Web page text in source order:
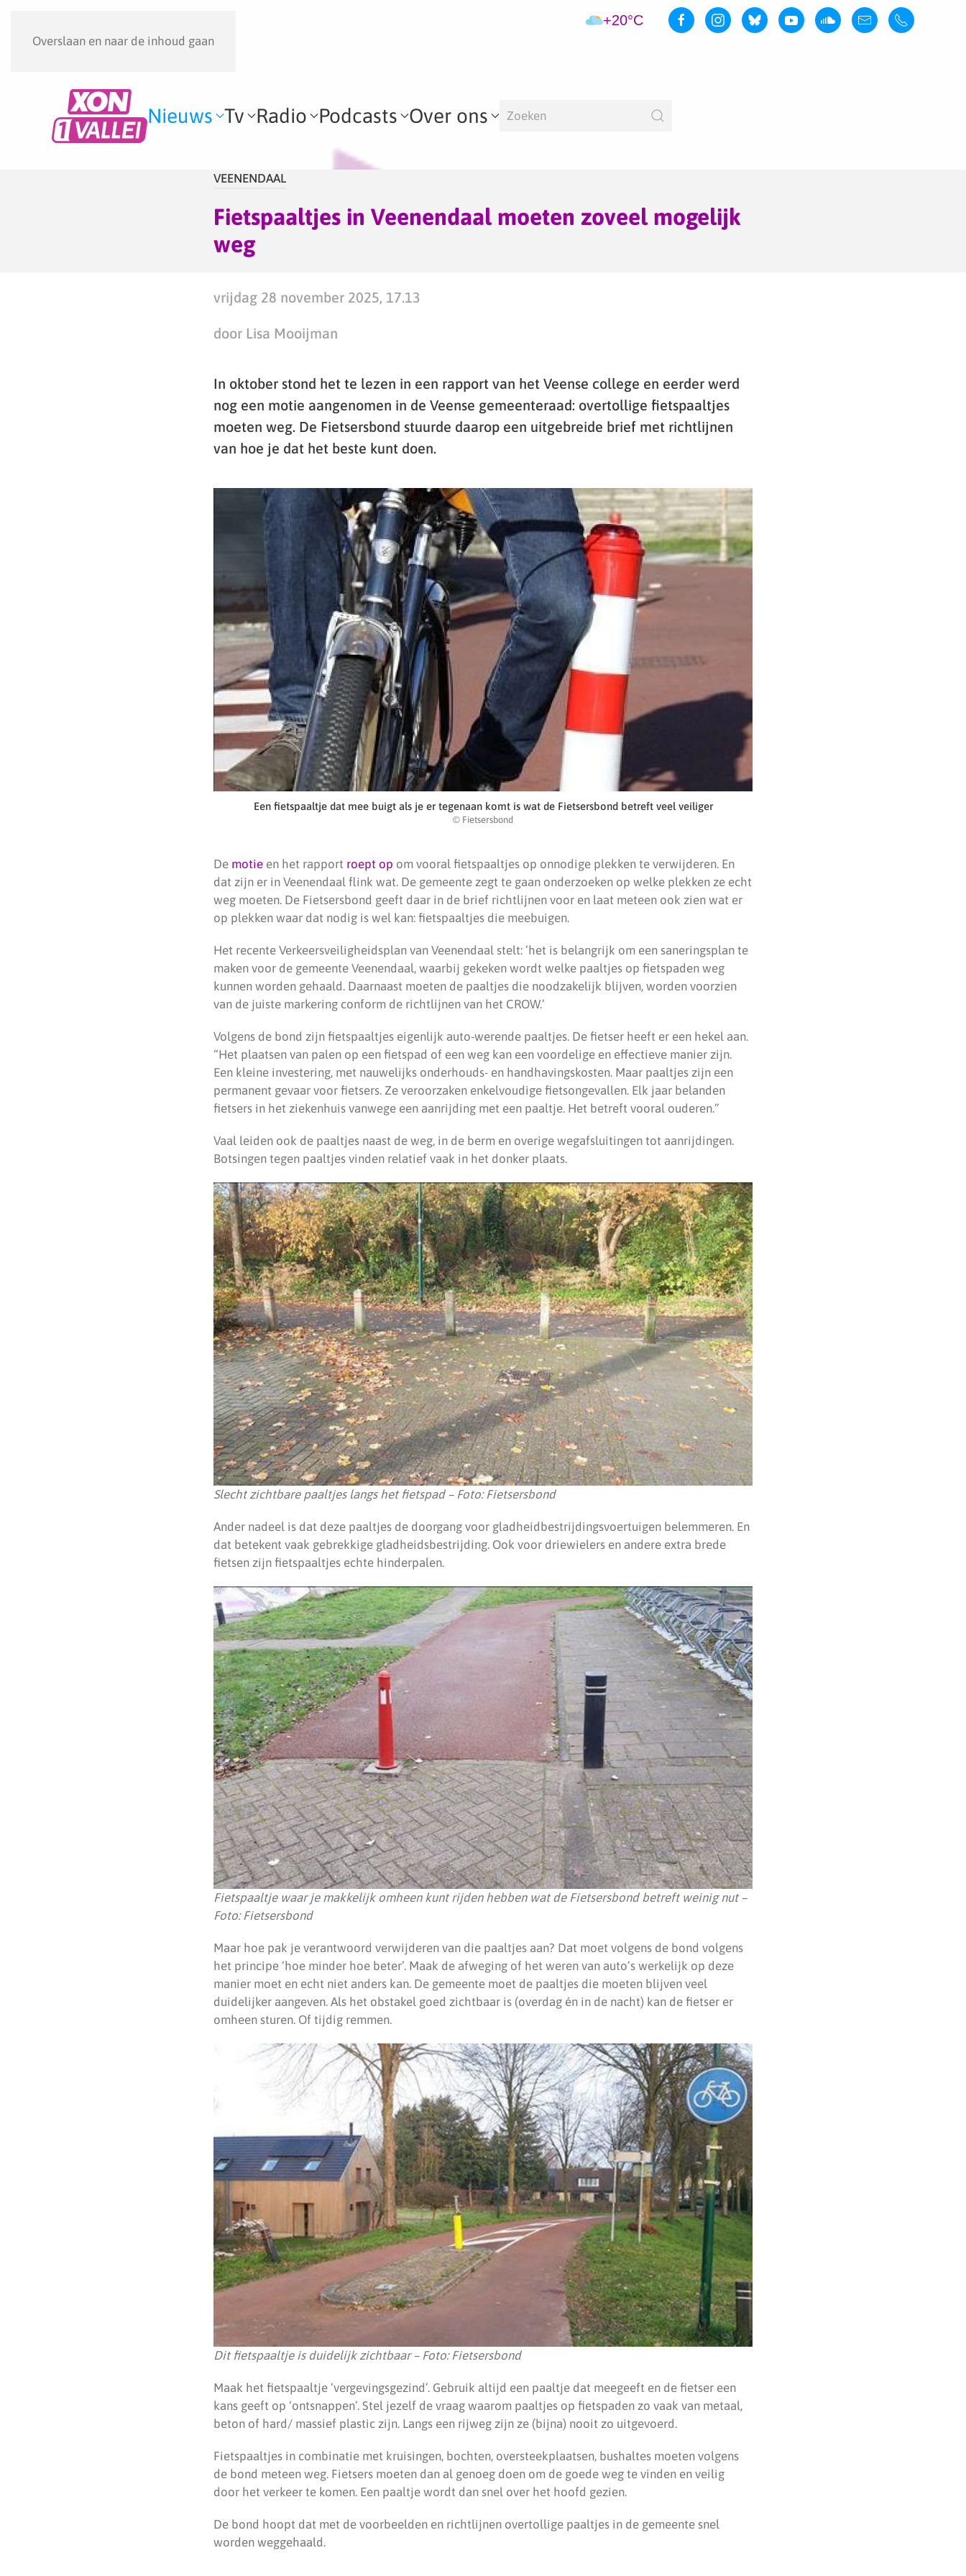
Overslaan en naar de inhoud gaan
+20°C
Nieuws Tv Radio Podcasts Over ons
VEENENDAAL
Fietspaaltjes in Veenendaal moeten zoveel mogelijk
weg
vrijdag 28 november 2025, 17.13
door Lisa Mooijman
In oktober stond het te lezen in een rapport van het Veense college en eerder werd
nog een motie aangenomen in de Veense gemeenteraad: overtollige fietspaaltjes
moeten weg. De Fietsersbond stuurde daarop een uitgebreide brief met richtlijnen
van hoe je dat het beste kunt doen.
Een fietspaaltje dat mee buigt als je er tegenaan komt is wat de Fietsersbond betreft veel veiliger
© Fietsersbond
De motie en het rapport roept op om vooral fietspaaltjes op onnodige plekken te verwijderen. En
dat zijn er in Veenendaal flink wat. De gemeente zegt te gaan onderzoeken op welke plekken ze echt
weg moeten. De Fietsersbond geeft daar in de brief richtlijnen voor en laat meteen ook zien wat er
op plekken waar dat nodig is wel kan: fietspaaltjes die meebuigen.
Het recente Verkeersveiligheidsplan van Veenendaal stelt: ’het is belangrijk om een saneringsplan te
maken voor de gemeente Veenendaal, waarbij gekeken wordt welke paaltjes op fietspaden weg
kunnen worden gehaald. Daarnaast moeten de paaltjes die noodzakelijk blijven, worden voorzien
van de juiste markering conform de richtlijnen van het CROW.’
Volgens de bond zijn fietspaaltjes eigenlijk auto-werende paaltjes. De fietser heeft er een hekel aan.
“Het plaatsen van palen op een fietspad of een weg kan een voordelige en effectieve manier zijn.
Een kleine investering, met nauwelijks onderhouds- en handhavingskosten. Maar paaltjes zijn een
permanent gevaar voor fietsers. Ze veroorzaken enkelvoudige fietsongevallen. Elk jaar belanden
fietsers in het ziekenhuis vanwege een aanrijding met een paaltje. Het betreft vooral ouderen.”
Vaal leiden ook de paaltjes naast de weg, in de berm en overige wegafsluitingen tot aanrijdingen.
Botsingen tegen paaltjes vinden relatief vaak in het donker plaats.
Slecht zichtbare paaltjes langs het fietspad – Foto: Fietsersbond
Ander nadeel is dat deze paaltjes de doorgang voor gladheidbestrijdingsvoertuigen belemmeren. En
dat betekent vaak gebrekkige gladheidsbestrijding. Ook voor driewielers en andere extra brede
fietsen zijn fietspaaltjes echte hinderpalen.
Fietspaaltje waar je makkelijk omheen kunt rijden hebben wat de Fietsersbond betreft weinig nut –
Foto: Fietsersbond
Maar hoe pak je verantwoord verwijderen van die paaltjes aan? Dat moet volgens de bond volgens
het principe ‘hoe minder hoe beter’. Maak de afweging of het weren van auto’s werkelijk op deze
manier moet en echt niet anders kan. De gemeente moet de paaltjes die moeten blijven veel
duidelijker aangeven. Als het obstakel goed zichtbaar is (overdag én in de nacht) kan de fietser er
omheen sturen. Of tijdig remmen.
Dit fietspaaltje is duidelijk zichtbaar – Foto: Fietsersbond
Maak het fietspaaltje ‘vergevingsgezind’. Gebruik altijd een paaltje dat meegeeft en de fietser een
kans geeft op ‘ontsnappen’. Stel jezelf de vraag waarom paaltjes op fietspaden zo vaak van metaal,
beton of hard/ massief plastic zijn. Langs een rijweg zijn ze (bijna) nooit zo uitgevoerd.
Fietspaaltjes in combinatie met kruisingen, bochten, oversteekplaatsen, bushaltes moeten volgens
de bond meteen weg. Fietsers moeten dan al genoeg doen om de goede weg te vinden en veilig
door het verkeer te komen. Een paaltje wordt dan snel over het hoofd gezien.
De bond hoopt dat met de voorbeelden en richtlijnen overtollige paaltjes in de gemeente snel
worden weggehaald.